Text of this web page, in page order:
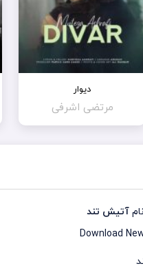
دیوار
مرتضی اشرفی
آتیش تند
Download